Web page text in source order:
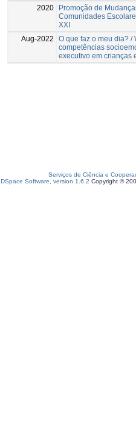
2020
Promoção de
Comunidades
XXI
Aug-2022
O que faz o meu dia? /
competências
executivo em crianças
Serviços de Ciência e
DSpace Software, version 1.6.2 Copyright ©